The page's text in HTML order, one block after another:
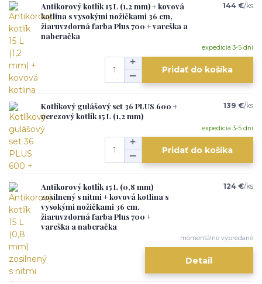
Antikorový kotlík 15 L (1,2 mm) + kovová
kotlina s vysokými nožičkami 36 cm,
žiaruvzdorná farba Plus 700 + vareška a
naberačka
144 €/ks
expedícia 3-5 dní
Pridať do košíka
Kotlíkový gulášový set 36 PLUS 600 +
nerezový kotlík 15 L (1,2 mm)
139 €/ks
expedícia 3-5 dní
Pridať do košíka
Antikorový kotlík 15 L (0,8 mm)
zosilnený s nitmi + kovová kotlina s
vysokými nožičkami 36 cm,
žiaruvzdorná farba Plus 700 +
vareška a naberačka
124 €/ks
momentálne vypredané
Detail